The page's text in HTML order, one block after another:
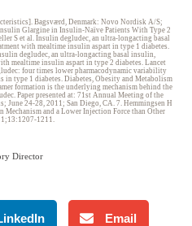
Bagsværd, Denmark: Novo Nordisk A/S;
Glargine in Insulin-Naïve Patients With Type 2
S et al. Insulin degludec, an ultra-longacting basal
with mealtime insulin aspart in type 1 diabetes.
degludec, an ultra-longacting basal insulin,
mealtime insulin aspart in type 2 diabetes. Lancet
four times lower pharmacodynamic variability
type 1 diabetes. Diabetes, Obesity and Metabolism
formation is the underlying mechanism behind the
Paper presented at: 71st Annual Meeting of the
June 24-28, 2011; San Diego, CA. 7. Hemmingsen H
and a Lower Injection Force than Other
2011;13:1207-1211.
Director
Email